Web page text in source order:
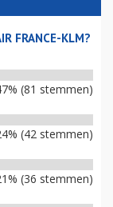
FRANCE-KLM?
(81 stemmen)
(42 stemmen)
(36 stemmen)